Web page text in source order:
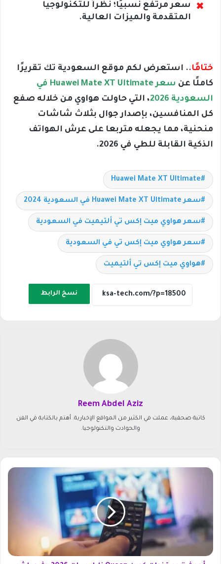
سعر مرتفع نسبيًا؛ نظراً للتكنولوجيا
المتقدمة والميزات العالية.
ختامًا.. استعرض لكم موقع السعودية تك تقريرًا
كاملًا عن
سعر Huawei Mate XT Ultimate في
السعودية 2026
، التي حاولت هواوي من خلاله صفع
كل المنافسين، بإصدار جوال بثلاث شاشات
منحنية، مما يجعله متربعا على عرش الهواتف
الذكية القابلة للطي في 2026.
Huawei Mate XT Ultimate
سعر Huawei Mate XT Ultimate في السعودية 2024
سعر هواوي ميت إكس تي ألتيميت في السعودية
سعر هواوي ميت إكس تي في السعودية
هواوي ميت إكس تي ألتيميت
نسخ الرابط
Reem Abdel Aziz
كاتبة صحفية، عملت في الكثير من المواقع الإخبارية. أهتم بالكتابة في الفن
والحوادث والتكنولوجيا.
أ
ت
ق